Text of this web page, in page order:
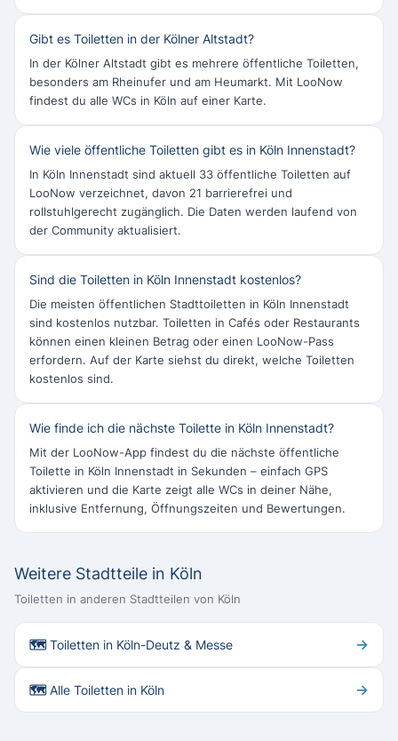
Gibt es Toiletten in der Kölner Altstadt?
In der Kölner Altstadt gibt es mehrere öffentliche Toiletten,
besonders am Rheinufer und am Heumarkt. Mit LooNow
findest du alle WCs in Köln auf einer Karte.
Wie viele öffentliche Toiletten gibt es in Köln Innenstadt?
In Köln Innenstadt sind aktuell 33 öffentliche Toiletten auf
LooNow verzeichnet, davon 21 barrierefrei und
rollstuhlgerecht zugänglich. Die Daten werden laufend von
der Community aktualisiert.
Sind die Toiletten in Köln Innenstadt kostenlos?
Die meisten öffentlichen Stadttoiletten in Köln Innenstadt
sind kostenlos nutzbar. Toiletten in Cafés oder Restaurants
können einen kleinen Betrag oder einen LooNow-Pass
erfordern. Auf der Karte siehst du direkt, welche Toiletten
kostenlos sind.
Wie finde ich die nächste Toilette in Köln Innenstadt?
Mit der LooNow-App findest du die nächste öffentliche
Toilette in Köln Innenstadt in Sekunden – einfach GPS
aktivieren und die Karte zeigt alle WCs in deiner Nähe,
inklusive Entfernung, Öffnungszeiten und Bewertungen.
Weitere Stadtteile in Köln
Toiletten in anderen Stadtteilen von Köln
🗺 Toiletten in Köln-Deutz & Messe →
🗺 Alle Toiletten in Köln →